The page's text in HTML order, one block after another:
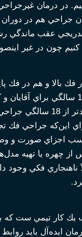
در درمان
جراحي هم در
عقب ماندگي رشد
كنيم چون در غير
فك بالا و هم در فك
اول خود برمي‌گردد.
اين‌كه جراحي فك
اجزاي صورت و
از چهره يا تهيه
ناهنجاري فكي وجود
يك كار تيمي ست كه
ايده‌آل بايد